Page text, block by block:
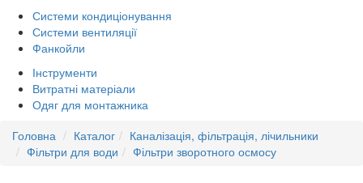
Системи кондиціонування
Системи вентиляції
Фанкойли
Інструменти
Витратні матеріали
Одяг для монтажника
Головна
Каталог
Каналізація, фільтрація, лічильники
Фільтри для води
Фільтри зворотного осмосу